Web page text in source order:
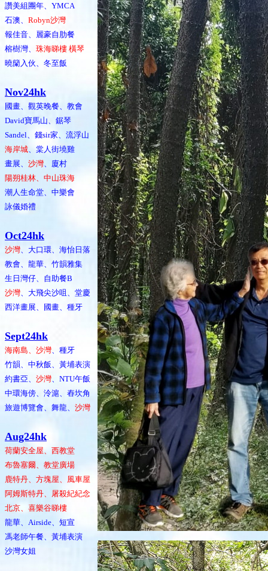
讚美組團年、YMCA
石澳、 Robyn沙灣
報佳音、麗豪自肋餐
榕樹灣、 珠海睇樓 橫琴
曉籣入伙、冬至飯
Nov24hk
國畫、觀英晚餐、教會
David寶馬山、鋸琴
Sandel、錢sir家、流浮山
海岸城、棠人街墝雞
畫展、 沙灣、廈村
陽朔桂林、中山珠海
潮人生命堂、中樂會
詠儀婚禮
Oct24hk
沙灣、大口環、海怡日落
教會、龍華、竹韻雅集
生日灣仔、自助餐B
沙灣、大飛尖沙咀、堂慶
西洋畫展、國畫、種牙
Sept24hk
海南島、沙灣、種牙
竹韻、中秋飯、黃埔表演
約書亞、 沙灣、NTU午飯
中環海傍、泠滬、舂坎角
旅遊博覽會、舞龍、 沙灣
Aug24hk
荷蘭安全屋、西教堂
布魯塞爾、教堂廣場
鹿特丹、方塊屋、風車屋
阿姆斯特丹、屠殺紀紀念
北京、喜樂谷睇樓
龍華、Airside、短宣
馮老師午餐、黃埔表演
沙灣女姐